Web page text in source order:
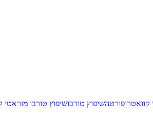
קוואטרופורטהשיפוץ טורבושיפוץ טורבו מזראטי